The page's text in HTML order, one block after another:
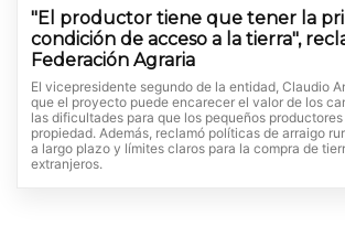
"El productor tiene que tener la
condición de acceso a la tierra",
Federación Agraria
El vicepresidente segundo de la entidad, Claudio
que el proyecto puede encarecer el valor de los
las dificultades para que los pequeños
propiedad. Además, reclamó políticas de arraigo
a largo plazo y límites claros para la compra de
extranjeros.